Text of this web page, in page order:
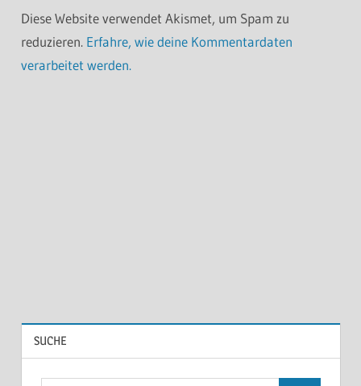
Diese Website verwendet Akismet, um Spam zu
reduzieren. Erfahre, wie deine Kommentardaten
verarbeitet werden.
SUCHE